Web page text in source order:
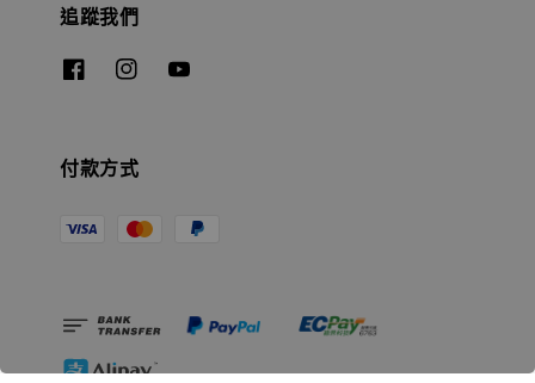
追蹤我們
付款方式